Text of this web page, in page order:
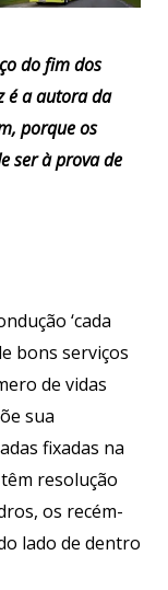
do fim dos
é a autora da
porque os
ser à prova de
‘cada
bons serviços
de vidas
sua
fixadas na
resolução
os recém-
lado de dentro